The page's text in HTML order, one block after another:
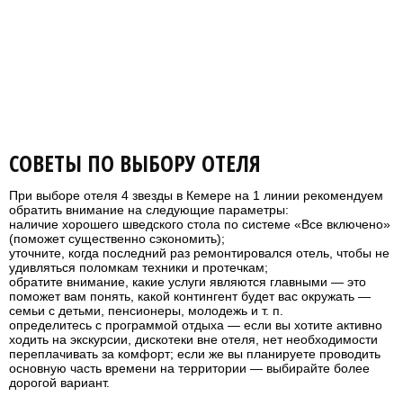
СОВЕТЫ ПО ВЫБОРУ ОТЕЛЯ
При выборе отеля 4 звезды в Кемере на 1 линии рекомендуем
обратить внимание на следующие параметры:
наличие хорошего шведского стола по системе «Все включено»
(поможет существенно сэкономить);
уточните, когда последний раз ремонтировался отель, чтобы не
удивляться поломкам техники и протечкам;
обратите внимание, какие услуги являются главными — это
поможет вам понять, какой контингент будет вас окружать —
семьи с детьми, пенсионеры, молодежь и т. п.
определитесь с программой отдыха — если вы хотите активно
ходить на экскурсии, дискотеки вне отеля, нет необходимости
переплачивать за комфорт; если же вы планируете проводить
основную часть времени на территории — выбирайте более
дорогой вариант.